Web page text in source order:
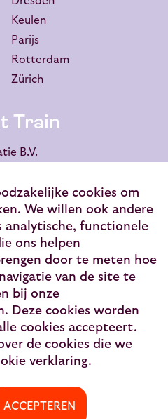
Keulen
Parijs
Rotterdam
Zürich
Train
B.V.
Exploitatie B.V.
cookies om
We willen ook andere
analytische, functionele
ons helpen
door te meten hoe
van de site te
bij onze
Deze cookies worden
cookies accepteert.
de cookies die we
verklaring.
ACCEPTEREN